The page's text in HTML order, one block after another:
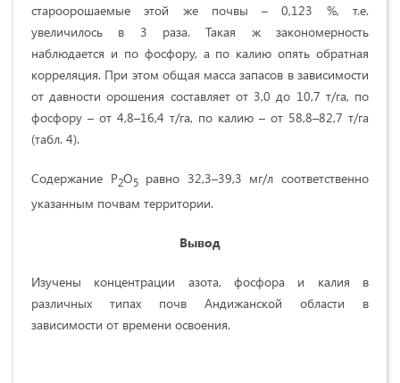
староорошаемые этой же почвы – 0,123 %, т.е.
увеличилось в 3 раза. Такая ж закономерность
наблюдается и по фосфору, а по калию опять обратная
корреляция. При этом общая масса запасов в зависимости
от давности орошения составляет от 3,0 до 10,7 т/га, по
фосфору – от 4,8–16,4 т/га, по калию – от 58,8–82,7 т/га
(табл. 4).
Содержание P2O5равно 32,3–39,3 мг/л соответственно
указанным почвам территории.
Вывод
Изучены концентрации азота, фосфора и калия в
различных типах почв Андижанской области в
зависимости от времени освоения.